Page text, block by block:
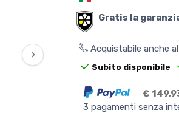
›
Gratis la
Acquistabile anche
Subito disponibile
€
3 pagamenti senza